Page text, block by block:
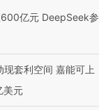
亿元 DeepSeek参
套利空间 嘉能可上
美元